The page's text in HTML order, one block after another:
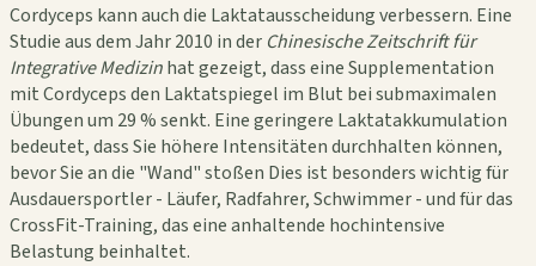
Cordyceps kann auch die Laktatausscheidung verbessern. Eine
Studie aus dem Jahr 2010 in der Chinesische Zeitschrift für
Integrative Medizinhat gezeigt, dass eine Supplementation
mit Cordyceps den Laktatspiegel im Blut bei submaximalen
Übungen um 29 % senkt. Eine geringere Laktatakkumulation
bedeutet, dass Sie höhere Intensitäten durchhalten können,
bevor Sie an die "Wand" stoßen Dies ist besonders wichtig für
Ausdauersportler - Läufer, Radfahrer, Schwimmer - und für das
CrossFit-Training, das eine anhaltende hochintensive
Belastung beinhaltet.